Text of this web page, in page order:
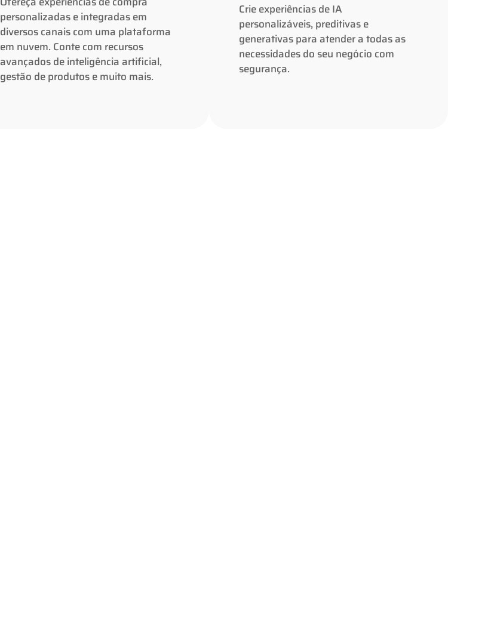
personalizadas e integradas em
diversos canais com uma plataforma
em nuvem. Conte com recursos
avançados de inteligência artificial,
gestão de produtos e muito mais.
canais com uma plataforma em nuvem.
Conte com recursos avançados de
inteligência artificial, gestão de produtos
e muito mais.
Crie experiências de IA
personalizáveis, preditivas e
generativas para atender a todas as
necessidades do seu negócio com
segurança.
preditivas e generativas para atender a
todas as necessidades do seu negócio
com segurança.